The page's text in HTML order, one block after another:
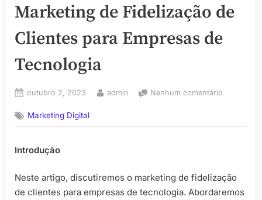
Marketing de Fidelização de
Clientes para Empresas de
Tecnologia
Posted
outubro 2, 2023 By
admin Nenhum comentário
Fidelização
Empresas
de
Marketing Digital
Introdução
Neste artigo, discutiremos o marketing de fidelização
de clientes para empresas de tecnologia. Abordaremos